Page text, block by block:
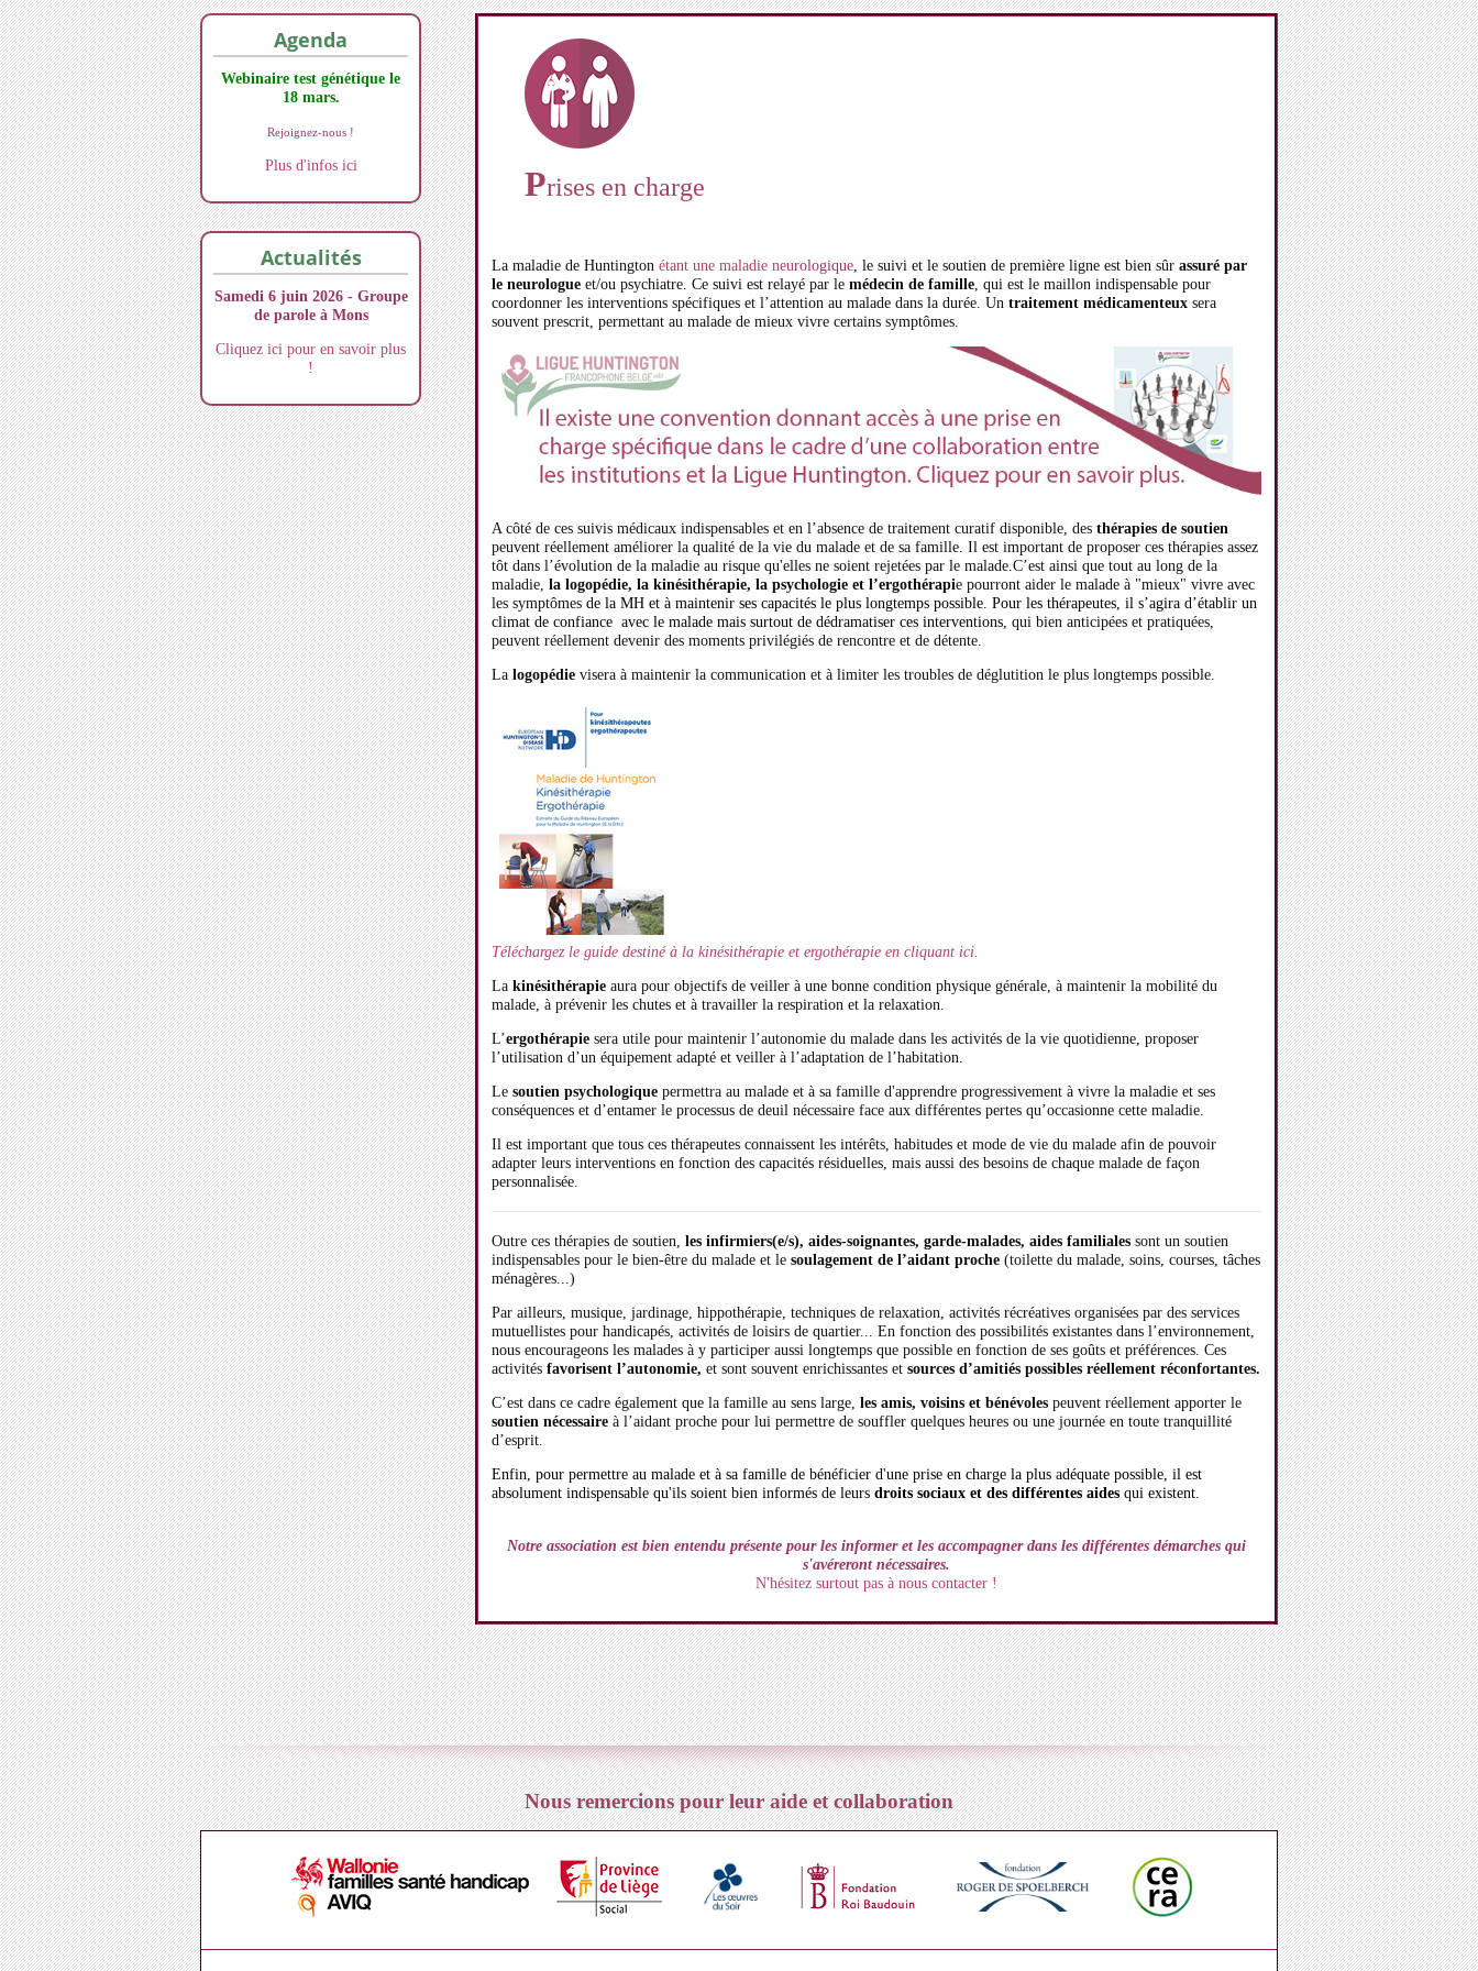
Agenda
Webinaire test génétique le
18 mars.
Rejoignez-nous !
Plus d'infos ici
Actualités
Samedi 6 juin 2026 - Groupe
de parole à Mons
Cliquez ici pour en savoir plus
!
Prises en charge
La maladie de Huntington étant une maladie neurologique, le suivi et le soutien de première ligne est bien sûr assuré par
le neurologue et/ou psychiatre. Ce suivi est relayé par le médecin de famille, qui est le maillon indispensable pour
coordonner les interventions spécifiques et l’attention au malade dans la durée. Un traitement médicamenteux sera
souvent prescrit, permettant au malade de mieux vivre certains symptômes.
A côté de ces suivis médicaux indispensables et en l’absence de traitement curatif disponible, des thérapies de soutien
peuvent réellement améliorer la qualité de la vie du malade et de sa famille. Il est important de proposer ces thérapies assez
tôt dans l’évolution de la maladie au risque qu'elles ne soient rejetées par le malade.C’est ainsi que tout au long de la
maladie, la logopédie, la kinésithérapie, la psychologie et l’ergothérapie pourront aider le malade à "mieux" vivre avec
les symptômes de la MH et à maintenir ses capacités le plus longtemps possible. Pour les thérapeutes, il s’agira d’établir un
climat de confiance avec le malade mais surtout de dédramatiser ces interventions , qui bien anticipées et pratiquées,
peuvent réellement devenir des moments privilégiés de rencontre et de détente.
La logopédie visera à maintenir la communication et à limiter les troubles de déglutition le plus longtemps possible.
Téléchargez le guide destiné à la kinésithérapie et ergothérapie en cliquant ici.
La kinésithérapie aura pour objectifs de veiller à une bonne condition physique générale, à maintenir la mobilité du
malade, à prévenir les chutes et à travailler la respiration et la relaxation.
L’ergothérapie sera utile pour maintenir l’autonomie du malade dans les activités de la vie quotidienne, proposer
l’utilisation d’un équipement adapté et veiller à l’adaptation de l’habitation.
Le soutien psychologique permettra au malade et à sa famille d'apprendre progressivement à vivre la maladie et ses
conséquences et d’entamer le processus de deuil nécessaire face aux différentes pertes qu’occasionne cette maladie.
Il est important que tous ces thérapeutes connaissent les intérêts, habitudes et mode de vie du malade afin de pouvoir
adapter leurs interventions en fonction des capacités résiduelles, mais aussi des besoins de chaque malade de façon
personnalisée.
Outre ces thérapies de soutien, les infirmiers(e/s), aides-soignantes, garde-malades, aides familiales sont un soutien
indispensables pour le bien-être du malade et le soulagement de l’aidant proche (toilette du malade, soins, courses, tâches
ménagères...)
Par ailleurs, musique, jardinage, hippothérapie, techniques de relaxation, activités récréatives organisées par des services
mutuellistes pour handicapés, activités de loisirs de quartier... En fonction des possibilités existantes dans l’environnement,
nous encourageons les malades à y participer aussi longtemps que possible en fonction de ses goûts et préférences. Ces
activités favorisent l’autonomie, et sont souvent enrichissantes et sources d’amitiés possibles réellement réconfortantes.
C’est dans ce cadre également que la famille au sens large, les amis, voisins et bénévoles peuvent réellement apporter le
soutien nécessaire à l’aidant proche pour lui permettre de souffler quelques heures ou une journée en toute tranquillité
d’esprit.
Enfin, pour permettre au malade et à sa famille de bénéficier d'une prise en charge la plus adéquate possible, il est
absolument indispensable qu'ils soient bien informés de leurs droits sociaux et des différentes aides qui existent.
Notre association est bien entendu présente pour les informer et les accompagner dans les différentes démarches qui
s'avéreront nécessaires.
N'hésitez surtout pas à nous contacter !
Nous remercions pour leur aide et collaboration